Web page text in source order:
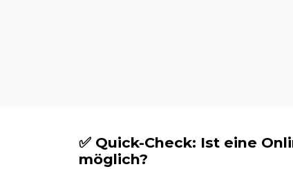
✅ Quick-Check: Ist eine
möglich?